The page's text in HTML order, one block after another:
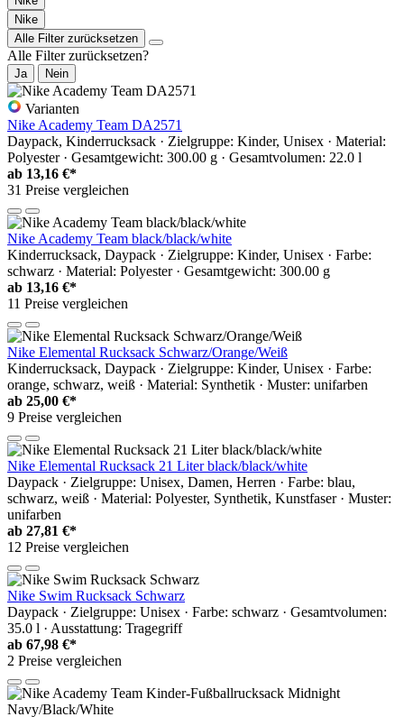
Nike
Alle Filter zurücksetzen
Alle Filter zurücksetzen?
Ja Nein
Varianten
Nike Academy Team DA2571
Daypack, Kinderrucksack · Zielgruppe: Kinder, Unisex · Material:
Polyester · Gesamtgewicht: 300.00 g · Gesamtvolumen: 22.0 l
ab 13,16 €*
31 Preise vergleichen
Nike Academy Team black/black/white
Kinderrucksack, Daypack · Zielgruppe: Kinder, Unisex · Farbe:
schwarz · Material: Polyester · Gesamtgewicht: 300.00 g
ab 13,16 €*
11 Preise vergleichen
Nike Elemental Rucksack Schwarz/Orange/Weiß
Kinderrucksack, Daypack · Zielgruppe: Kinder, Unisex · Farbe:
orange, schwarz, weiß · Material: Synthetik · Muster: unifarben
ab 25,00 €*
9 Preise vergleichen
Nike Elemental Rucksack 21 Liter black/black/white
Daypack · Zielgruppe: Unisex, Damen, Herren · Farbe: blau,
schwarz, weiß · Material: Polyester, Synthetik, Kunstfaser · Muster:
unifarben
ab 27,81 €*
12 Preise vergleichen
Nike Swim Rucksack Schwarz
Daypack · Zielgruppe: Unisex · Farbe: schwarz · Gesamtvolumen:
35.0 l · Ausstattung: Tragegriff
ab 67,98 €*
2 Preise vergleichen